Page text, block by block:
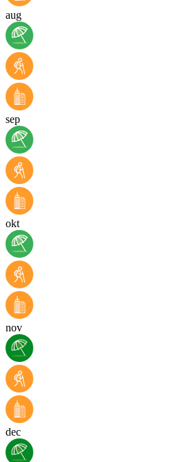
aug
sep
okt
nov
dec